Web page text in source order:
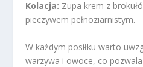
Kolacja: Zupa krem z
pieczywem pełnoziarnistym.
W każdym posiłku warto
warzywa i owoce, co